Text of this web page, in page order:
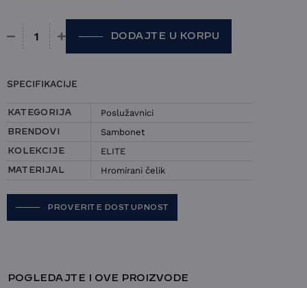
Poslužavnik Sambonet - Elite količina
DODAJTE U KORPU
SPECIFIKACIJE
KATEGORIJA Poslužavnici
BRENDOVI Sambonet
KOLEKCIJE ELITE
MATERIJAL Hromirani čelik
PROVERITE DOSTUPNOST
POGLEDAJTE I OVE PROIZVODE